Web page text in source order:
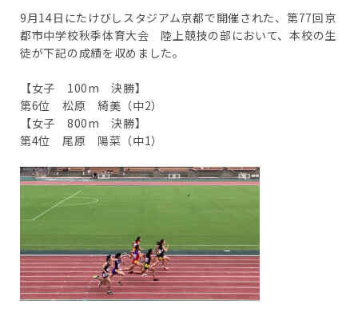
9月14日にたけびしスタジアム京都で開催された、第77回京
都市中学校秋季体育大会 陸上競技の部において、本校の生
徒が下記の成績を収めました。
【女子 100m 決勝】
第6位 松原 綺美（中2）
【女子 800m 決勝】
第4位 尾原 陽菜（中1）